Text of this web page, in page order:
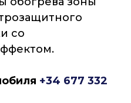
со
+34 677 332